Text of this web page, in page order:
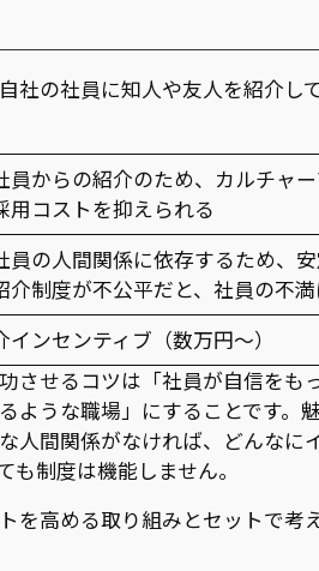
社の社員に知人や友人を紹介し
員からの紹介のため、カルチャ
用コストを抑えられる
員の人間関係に依存するため、
介制度が不公平だと、社員の不
インセンティブ（数万円～）
させるコツは「社員が自信をも
ような職場」にすることです。
人間関係がなければ、どんなに
も制度は機能しません。
を高める取り組みとセットで考